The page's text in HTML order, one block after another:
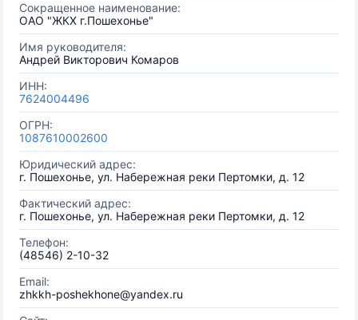
Сокращенное наименование:
ОАО "ЖКХ г.Пошехонье"
Имя руководителя:
Андрей Викторович Комаров
ИНН:
7624004496
ОГРН:
1087610002600
Юридический адрес:
г. Пошехонье, ул. Набережная реки Пертомки, д. 12
Фактический адрес:
г. Пошехонье, ул. Набережная реки Пертомки, д. 12
Телефон:
(48546) 2-10-32
Email:
zhkkh-poshekhone@yandex.ru